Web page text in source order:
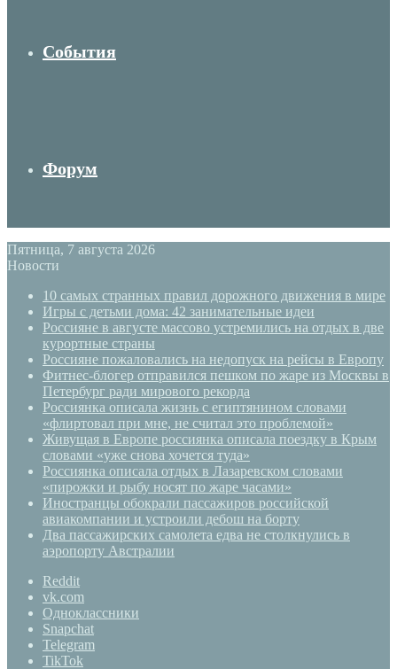
События
Форум
Пятница, 7 августа 2026
Новости
10 самых странных правил дорожного движения в мире
Игры с детьми дома: 42 занимательные идеи
Россияне в августе массово устремились на отдых в две
курортные страны
Россияне пожаловались на недопуск на рейсы в Европу
Фитнес-блогер отправился пешком по жаре из Москвы в
Петербург ради мирового рекорда
Россиянка описала жизнь с египтянином словами
«флиртовал при мне, не считал это проблемой»
Живущая в Европе россиянка описала поездку в Крым
словами «уже снова хочется туда»
Россиянка описала отдых в Лазаревском словами
«пирожки и рыбу носят по жаре часами»
Иностранцы обокрали пассажиров российской
авиакомпании и устроили дебош на борту
Два пассажирских самолета едва не столкнулись в
аэропорту Австралии
Reddit
vk.com
Одноклассники
Snapchat
Telegram
TikTok